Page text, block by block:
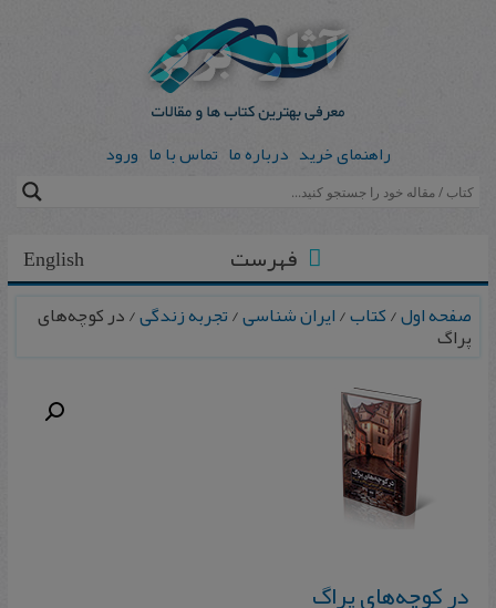
راهنمای خرید درباره ما تماس با ما ورود
English فهرست
صفحه اول/کتاب/ایران شناسی/تجربه زندگی/ در کوچه‌های
پراگ
در کوچه‌های پراگ